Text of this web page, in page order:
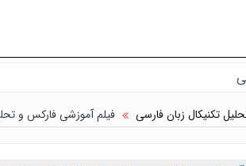
مهدی صمدی
تکنیکال زبان فارسی فیلم آموزشی فارکس و